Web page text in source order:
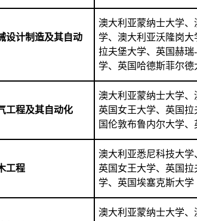
设计制造及其自动
澳大利亚蒙纳士大学
学、澳大利亚沃隆岗
拉夫堡大学、英国赫
学、英国哈德斯菲尔德
工程及其自动化
澳大利亚蒙纳士大学、
英国女王大学、英国
国伦敦布鲁内尔大学、
工程
澳大利亚悉尼科技大学
英国女王大学、英国
学、英国埃塞克斯大学
澳大利亚蒙纳士大学